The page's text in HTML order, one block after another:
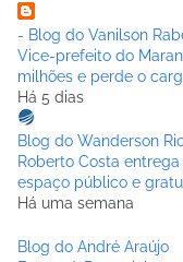
- Blog do Vanilson
Vice-prefeito do
milhões e perde o
Há 5 dias
Blog do Wanderson
Roberto Costa
espaço público e
Há uma semana
Blog do André Araújo